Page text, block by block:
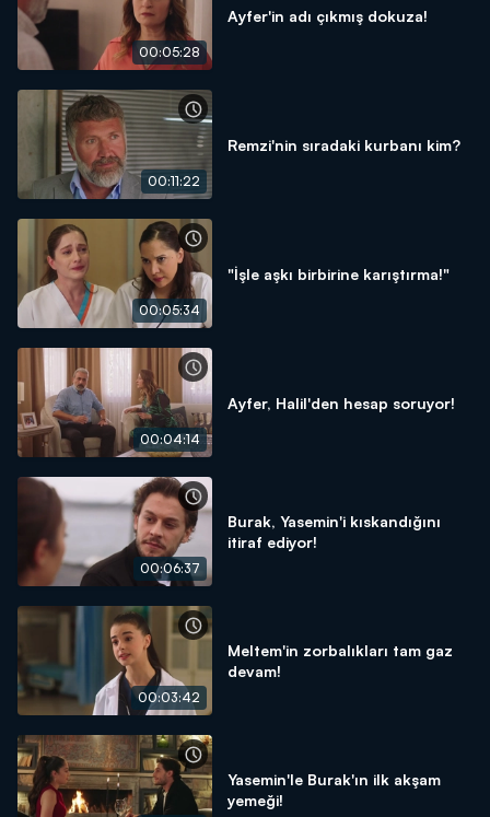
00:05:28
Ayfer'in adı çıkmış dokuza!
00:11:22
Remzi'nin sıradaki kurbanı kim?
00:05:34
"İşle aşkı birbirine karıştırma!"
00:04:14
Ayfer, Halil'den hesap soruyor!
00:06:37
Burak, Yasemin'i kıskandığını
itiraf ediyor!
00:03:42
Meltem'in zorbalıkları tam gaz
devam!
Yasemin'le Burak'ın ilk akşam
yemeği!